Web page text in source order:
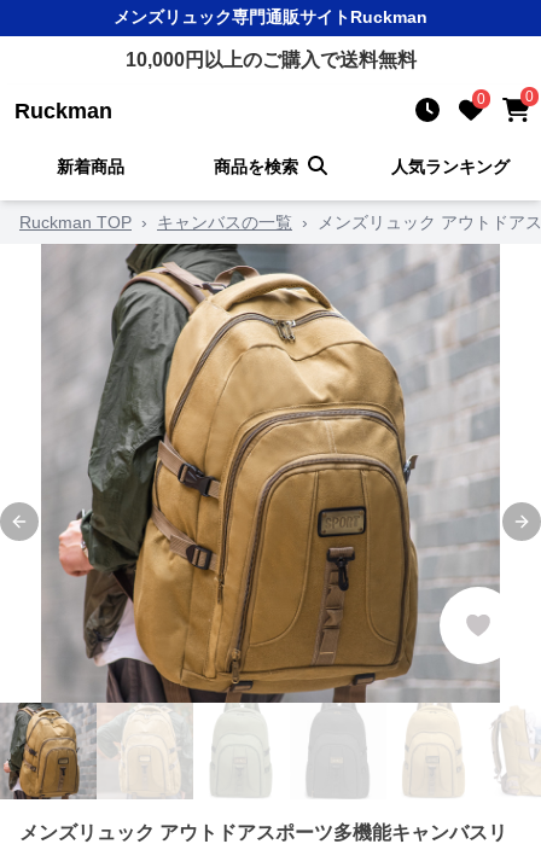
メンズリュック専門通販サイトRuckman
10,000円以上のご購入で送料無料
Ruckman 0 0
新着商品 商品を検索 人気ランキング
Ruckman TOP › キャンバスの一覧 › メンズリュック アウトドア
Previous slide
メンズリュック アウトドアスポーツ多機能キャンバスリ